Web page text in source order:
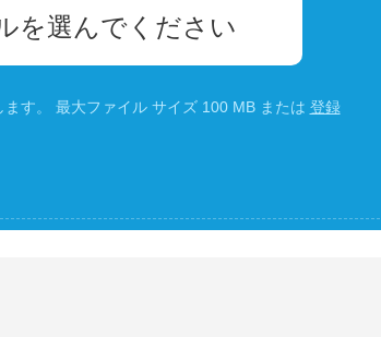
を選んでください
す。 最大ファイル サイズ 100 MB または 登録